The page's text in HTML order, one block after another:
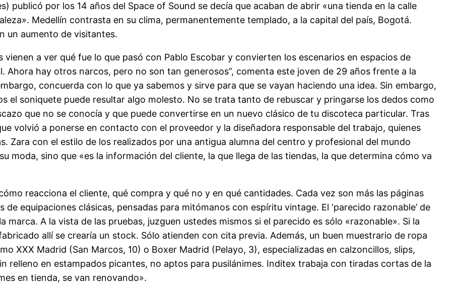
publicó por los 14 años del Space of Sound se decía que acaban de abrir «una tienda en la calle
Medellín contrasta en su clima, permanentemente templado, a la capital del país, Bogotá.
un aumento de visitantes.
vienen a ver qué fue lo que pasó con Pablo Escobar y convierten los escenarios en espacios de
hay otros narcos, pero no son tan generosos”, comenta este joven de 29 años frente a la
concuerda con lo que ya sabemos y sirve para que se vayan haciendo una idea. Sin embargo,
el soniquete puede resultar algo molesto. No se trata tanto de rebuscar y pringarse los dedos como
que no se conocía y que puede convertirse en un nuevo clásico de tu discoteca particular. Tras
volvió a ponerse en contacto con el proveedor y la diseñadora responsable del trabajo, quienes
Zara con el estilo de los realizados por una antigua alumna del centro y profesional del mundo
moda, sino que «es la información del cliente, la que llega de las tiendas, la que determina cómo va
reacciona el cliente, qué compra y qué no y en qué cantidades. Cada vez son más las páginas
equipaciones clásicas, pensadas para mitómanos con espíritu vintage. El ‘parecido razonable’ de
marca. A la vista de las pruebas, juzguen ustedes mismos si el parecido es sólo «razonable». Si la
allí se crearía un stock. Sólo atienden con cita previa. Además, un buen muestrario de ropa
XXX Madrid (San Marcos, 10) o Boxer Madrid (Pelayo, 3), especializadas en calzoncillos, slips,
relleno en estampados picantes, no aptos para pusilánimes. Inditex trabaja con tiradas cortas de la
en tienda, se van renovando».